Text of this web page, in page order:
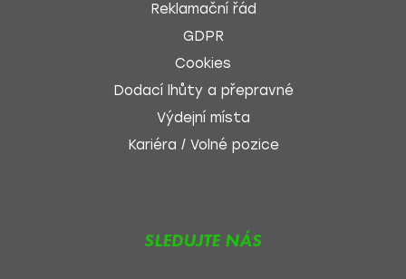
Reklamační řád
GDPR
Cookies
Dodací lhůty a přepravné
Výdejní místa
Kariéra / Volné pozice
SLEDUJTE NÁS